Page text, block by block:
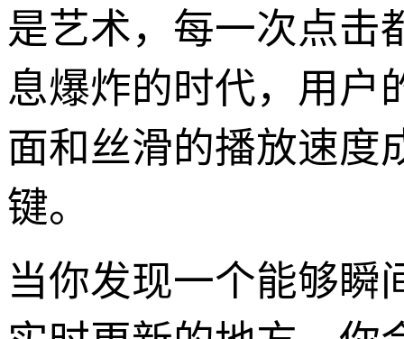
是艺术，每一次点击
息爆炸的时代，用户
面和丝滑的播放速度
键。
当你发现一个能够瞬